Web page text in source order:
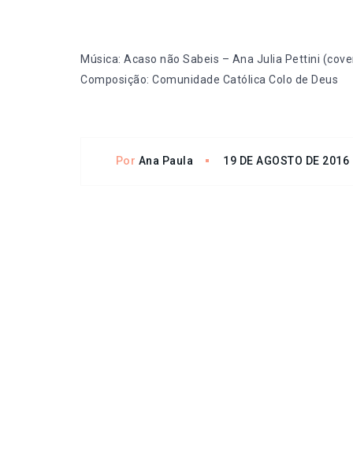
Música: Acaso não Sabeis – Ana Julia Pettini
Composição: Comunidade Católica Colo de Deus
Por Ana Paula 19 DE AGOSTO DE 2016